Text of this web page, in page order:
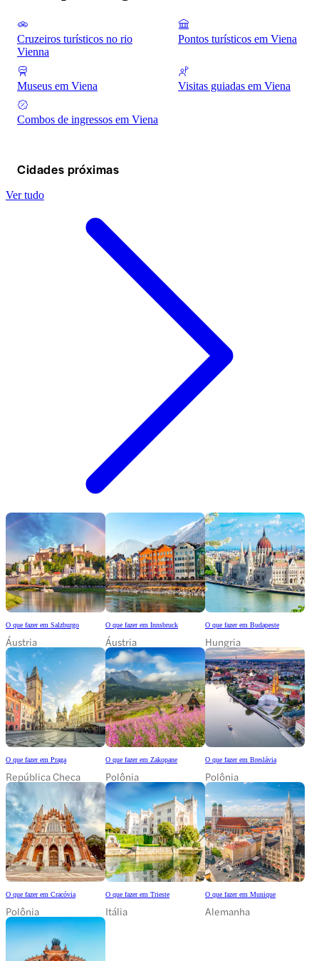
Cruzeiros turísticos no rio
Vienna
Pontos turísticos em Viena
Museus em Viena Visitas guiadas em Viena
Combos de ingressos em Viena
Cidades próximas
Ver tudo
O que fazer em Salzburgo
Áustria
O que fazer em Innsbruck
Áustria
O que fazer em Budapeste
Hungria
O que fazer em Praga
República Checa
O que fazer em Zakopane
Polônia
O que fazer em Breslávia
Polônia
O que fazer em Cracóvia
Polônia
O que fazer em Trieste
Itália
O que fazer em Munique
Alemanha